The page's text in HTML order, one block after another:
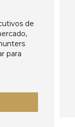
de
para